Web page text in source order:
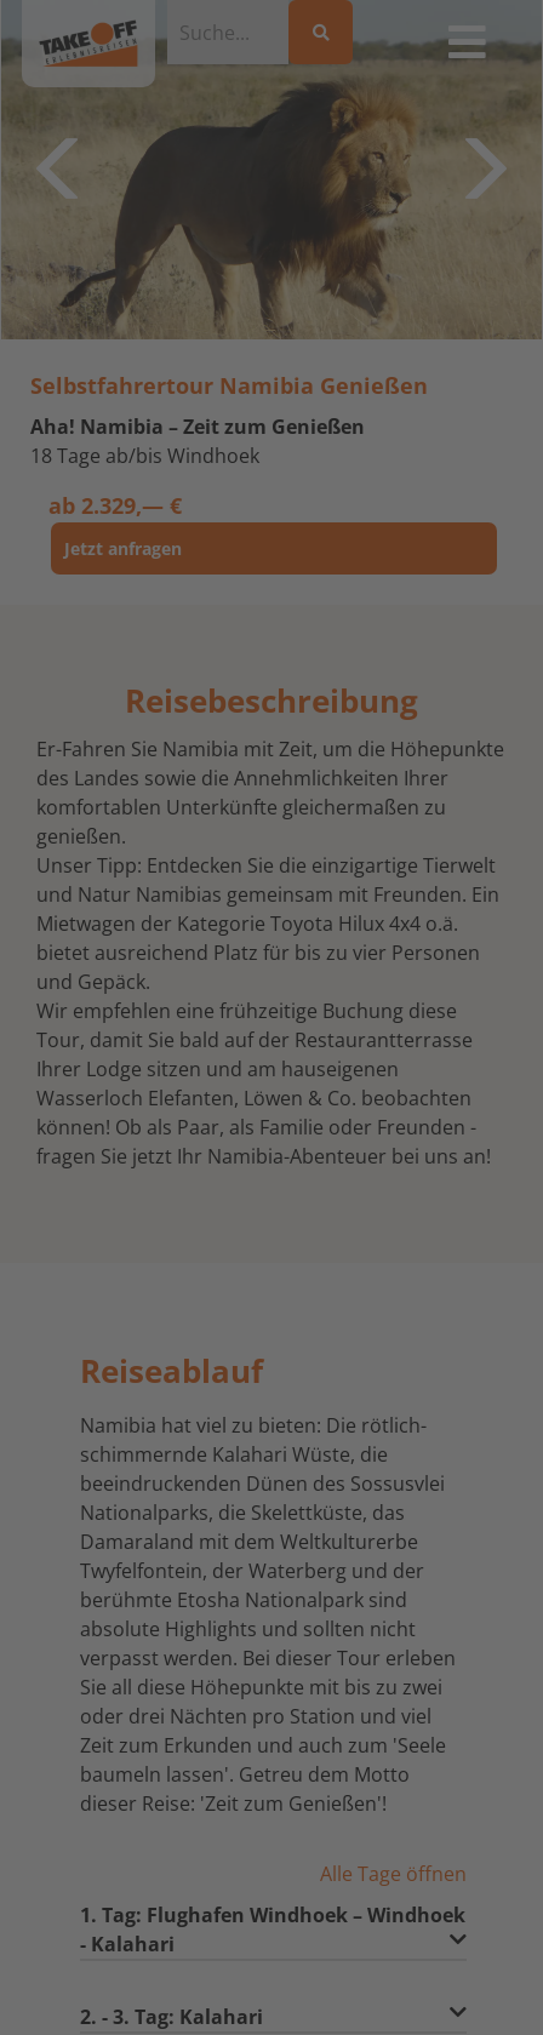
Selbstfahrertour Namibia Genießen
Aha! Namibia – Zeit zum Genießen
18 Tage ab/bis Windhoek
ab 2.329,— €
Jetzt anfragen
Reisebeschreibung
Er-Fahren Sie Namibia mit Zeit, um die Höhepunkte
des Landes sowie die Annehmlichkeiten Ihrer
komfortablen Unterkünfte gleichermaßen zu
genießen.
Unser Tipp: Entdecken Sie die einzigartige Tierwelt
und Natur Namibias gemeinsam mit Freunden. Ein
Mietwagen der Kategorie Toyota Hilux 4x4 o.ä.
bietet ausreichend Platz für bis zu vier Personen
und Gepäck.
Wir empfehlen eine frühzeitige Buchung diese
Tour, damit Sie bald auf der Restaurantterrasse
Ihrer Lodge sitzen und am hauseigenen
Wasserloch Elefanten, Löwen & Co. beobachten
können! Ob als Paar, als Familie oder Freunden -
fragen Sie jetzt Ihr Namibia-Abenteuer bei uns an!
Reiseablauf
Namibia hat viel zu bieten: Die rötlich-
schimmernde Kalahari Wüste, die
beeindruckenden Dünen des Sossusvlei
Nationalparks, die Skelettküste, das
Damaraland mit dem Weltkulturerbe
Twyfelfontein, der Waterberg und der
berühmte Etosha Nationalpark sind
absolute Highlights und sollten nicht
verpasst werden. Bei dieser Tour erleben
Sie all diese Höhepunkte mit bis zu zwei
oder drei Nächten pro Station und viel
Zeit zum Erkunden und auch zum 'Seele
baumeln lassen'. Getreu dem Motto
dieser Reise: 'Zeit zum Genießen'!
Alle Tage öffnen
1. Tag: Flughafen Windhoek – Windhoek
- Kalahari
2. - 3. Tag: Kalahari